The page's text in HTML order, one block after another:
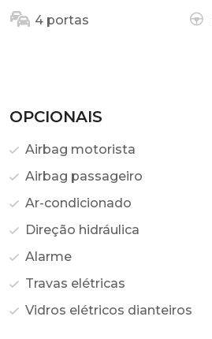
4 portas
OPCIONAIS
Airbag motorista
Airbag passageiro
Ar-condicionado
Direção hidráulica
Alarme
Travas elétricas
Vidros elétricos dianteiros